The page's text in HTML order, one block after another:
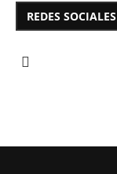
REDES SOCIALES